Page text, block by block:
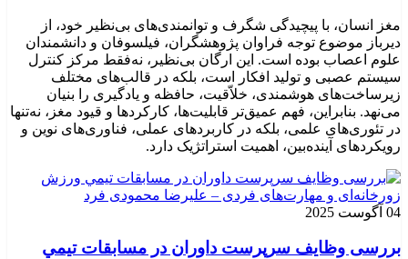
مغز انسان، با پیچیدگی شگرف و توانمندی‌های بی‌نظیر خود، از
دیرباز موضوع توجه فراوان پژوهشگران، فیلسوفان و دانشمندان
علوم اعصاب بوده است. این ارگان بی‌نظیر، نه‌فقط مرکز کنترل
سیستم عصبی و تولید افکار است، بلکه در قالب‌های مختلف
زیرساخت‌های هوشمندی، خلاّقیت، حافظه و یادگیری را بنیان
می‌نهد. بنابراین، فهم عمیق‌تر قابلیت‌ها، کارکردها و قیود مغز، نه‌تنها
در تئوری‌های علمی، بلکه در کاربردهای عملی، فناوری‌های نوین و
رویکردهای آینده‌بین، اهمیت استراتژیک دارد.
04 آگوست 2025
بررسی وظايف سرپرست داوران در مسابقات تیمي